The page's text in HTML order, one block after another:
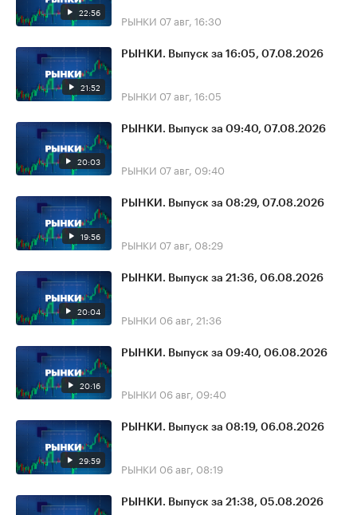
22:56 РЫНКИ 07 авг, 16:30
21:52
РЫНКИ. Выпуск за 16:05, 07.08.2026
РЫНКИ 07 авг, 16:05
20:03
РЫНКИ. Выпуск за 09:40, 07.08.2026
РЫНКИ 07 авг, 09:40
19:56
РЫНКИ. Выпуск за 08:29, 07.08.2026
РЫНКИ 07 авг, 08:29
20:04
РЫНКИ. Выпуск за 21:36, 06.08.2026
РЫНКИ 06 авг, 21:36
20:16
РЫНКИ. Выпуск за 09:40, 06.08.2026
РЫНКИ 06 авг, 09:40
29:59
РЫНКИ. Выпуск за 08:19, 06.08.2026
РЫНКИ 06 авг, 08:19
РЫНКИ. Выпуск за 21:38, 05.08.2026